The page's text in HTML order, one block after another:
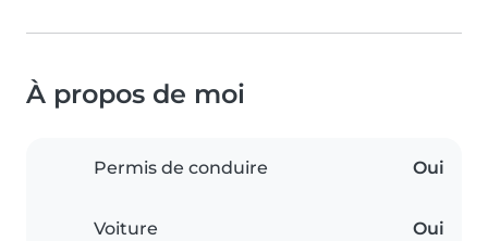
À propos de moi
Permis de conduire Oui
Voiture Oui